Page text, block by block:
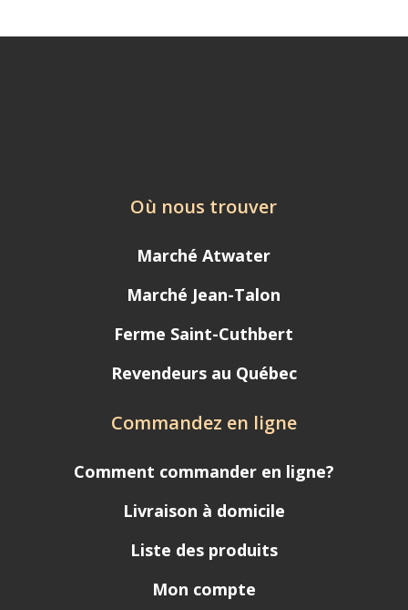
Où nous trouver
Marché Atwater
Marché Jean-Talon
Ferme Saint-Cuthbert
Revendeurs au Québec
Commandez en ligne
Comment commander en ligne?
Livraison à domicile
Liste des produits
Mon compte